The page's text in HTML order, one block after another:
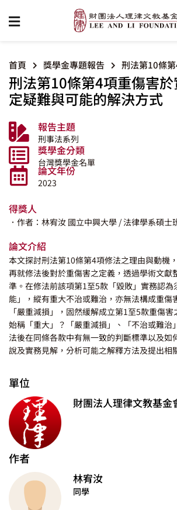
首頁 獎學金專題報告 刑法第10條
刑法第10條第4項重傷害
定疑難與可能的解決方式
報告主題
刑事法系列
獎學金分類
台灣獎學金名單
論文年份
2023
得獎人
．作者：林宥汝 國立中興大學 / 法律學系碩士
論文介紹
本文探討刑法第10條第4項修法之理由與動機
再就修法後對於重傷害之定義，透過學術文獻
準。在修法前該項第1至5款「毀敗」實務認為
能」，縱有重大不治或難治，亦無法構成重傷
「嚴重減損」，固然緩解成立第1至5款重傷
始稱「重大」？「嚴重減損」、「不治或難治
法後在同條各款中有無一致的判斷標準以及如
說及實務見解，分析可能之解釋方法及提出相
單位
財團法人理律文教基金
作者
林宥汝
同學